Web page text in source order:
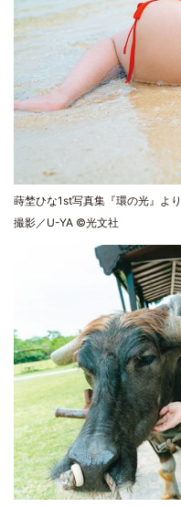
蒔埜ひな1st写真集『環の光』より
撮影／U-YA ©光文社